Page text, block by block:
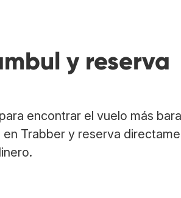
y reserva
encontrar el vuelo más
en Trabber y reserva